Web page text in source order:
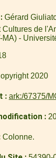
Gérard
Cultures de
MA) -
2020
ark:/67375/
Colonne.